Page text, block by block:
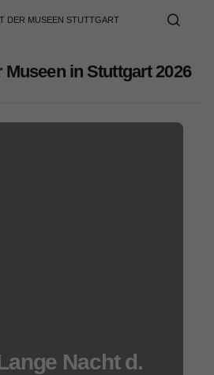
DER MUSEEN STUTTGART
Museen in Stuttgart 2026
Nacht d.